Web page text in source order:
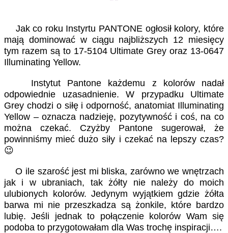
Jak co roku Instyrtu PANTONE ogłosił kolory, które
mają dominować w ciągu najbliższych 12 miesięcy
tym razem są to 17-5104 Ultimate Grey oraz 13-0647
Illuminating Yellow.
Instytut Pantone każdemu z kolorów nadał
odpowiednie uzasadnienie. W przypadku Ultimate
Grey chodzi o siłę i odporność, anatomiat Illuminating
Yellow – oznacza nadzieję, pozytywność i coś, na co
można czekać. Czyżby Pantone sugerował, że
powinniśmy mieć dużo siły i czekać na lepszy czas?
😉
O ile szarość jest mi bliska, zarówno we wnętrzach
jak i w ubraniach, tak żółty nie należy do moich
ulubionych kolorów. Jedynym wyjątkiem gdzie żółta
barwa mi nie przeszkadza są żonkile, które bardzo
lubię. Jeśli jednak to połączenie kolorów Wam się
podoba to przygotowałam dla Was trochę inspiracji….